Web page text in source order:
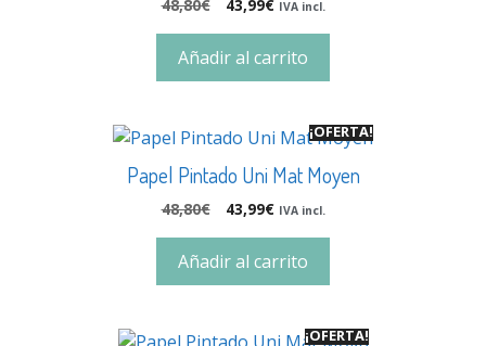
48,80€ 43,99€ IVA incl.
Añadir al carrito
¡OFERTA!
Papel Pintado Uni Mat Moyen
48,80€ 43,99€ IVA incl.
Añadir al carrito
¡OFERTA!